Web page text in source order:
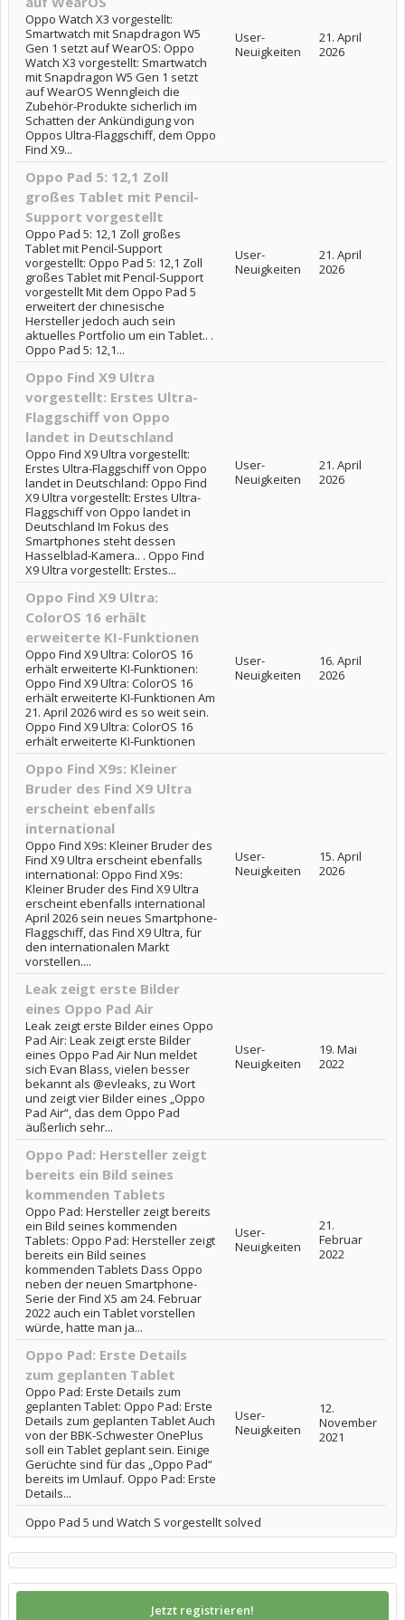
Oppo Watch X3 vorgestellt:
Smartwatch mit Snapdragon W5
Gen 1 setzt auf WearOS: Oppo
Watch X3 vorgestellt: Smartwatch
mit Snapdragon W5 Gen 1 setzt
auf WearOS Wenngleich die
Zubehör-Produkte sicherlich im
Schatten der Ankündigung von
Oppos Ultra-Flaggschiff, dem Oppo
Find X9...
User-
Neuigkeiten
21. April
2026
Oppo Pad 5: 12,1 Zoll
großes Tablet mit Pencil-
Support vorgestellt
Oppo Pad 5: 12,1 Zoll großes
Tablet mit Pencil-Support
vorgestellt: Oppo Pad 5: 12,1 Zoll
großes Tablet mit Pencil-Support
vorgestellt Mit dem Oppo Pad 5
erweitert der chinesische
Hersteller jedoch auch sein
aktuelles Portfolio um ein Tablet.. .
Oppo Pad 5: 12,1...
User-
Neuigkeiten
21. April
2026
Oppo Find X9 Ultra
vorgestellt: Erstes Ultra-
Flaggschiff von Oppo
landet in Deutschland
Oppo Find X9 Ultra vorgestellt:
Erstes Ultra-Flaggschiff von Oppo
landet in Deutschland: Oppo Find
X9 Ultra vorgestellt: Erstes Ultra-
Flaggschiff von Oppo landet in
Deutschland Im Fokus des
Smartphones steht dessen
Hasselblad-Kamera.. . Oppo Find
X9 Ultra vorgestellt: Erstes...
User-
Neuigkeiten
21. April
2026
Oppo Find X9 Ultra:
ColorOS 16 erhält
erweiterte KI-Funktionen
Oppo Find X9 Ultra: ColorOS 16
erhält erweiterte KI-Funktionen:
Oppo Find X9 Ultra: ColorOS 16
erhält erweiterte KI-Funktionen Am
21. April 2026 wird es so weit sein.
Oppo Find X9 Ultra: ColorOS 16
erhält erweiterte KI-Funktionen
User-
Neuigkeiten
16. April
2026
Oppo Find X9s: Kleiner
Bruder des Find X9 Ultra
erscheint ebenfalls
international
Oppo Find X9s: Kleiner Bruder des
Find X9 Ultra erscheint ebenfalls
international: Oppo Find X9s:
Kleiner Bruder des Find X9 Ultra
erscheint ebenfalls international
April 2026 sein neues Smartphone-
Flaggschiff, das Find X9 Ultra, für
den internationalen Markt
vorstellen....
User-
Neuigkeiten
15. April
2026
Leak zeigt erste Bilder
eines Oppo Pad Air
Leak zeigt erste Bilder eines Oppo
Pad Air: Leak zeigt erste Bilder
eines Oppo Pad Air Nun meldet
sich Evan Blass, vielen besser
bekannt als @evleaks, zu Wort
und zeigt vier Bilder eines „Oppo
Pad Air“, das dem Oppo Pad
äußerlich sehr...
User-
Neuigkeiten
19. Mai
2022
Oppo Pad: Hersteller zeigt
bereits ein Bild seines
kommenden Tablets
Oppo Pad: Hersteller zeigt bereits
ein Bild seines kommenden
Tablets: Oppo Pad: Hersteller zeigt
bereits ein Bild seines
kommenden Tablets Dass Oppo
neben der neuen Smartphone-
Serie der Find X5 am 24. Februar
2022 auch ein Tablet vorstellen
würde, hatte man ja...
User-
Neuigkeiten
21.
Februar
2022
Oppo Pad: Erste Details
zum geplanten Tablet
Oppo Pad: Erste Details zum
geplanten Tablet: Oppo Pad: Erste
Details zum geplanten Tablet Auch
von der BBK-Schwester OnePlus
soll ein Tablet geplant sein. Einige
Gerüchte sind für das „Oppo Pad“
bereits im Umlauf. Oppo Pad: Erste
Details...
User-
Neuigkeiten
12.
November
2021
Oppo Pad 5 und Watch S vorgestellt solved
Jetzt registrieren!